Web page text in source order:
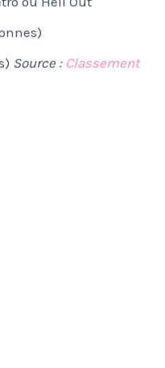
Source : Classement